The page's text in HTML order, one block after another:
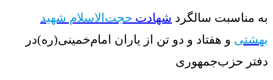
به مناسبت سالگرد شهادت حجت‌الاسلام شهید
بهشتی و هفتاد و دو تن از یاران امام‌خمینی(ره)در
دفتر حزب‌جمهوری